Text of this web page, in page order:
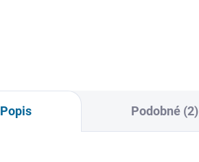
Popis Podobné (2)